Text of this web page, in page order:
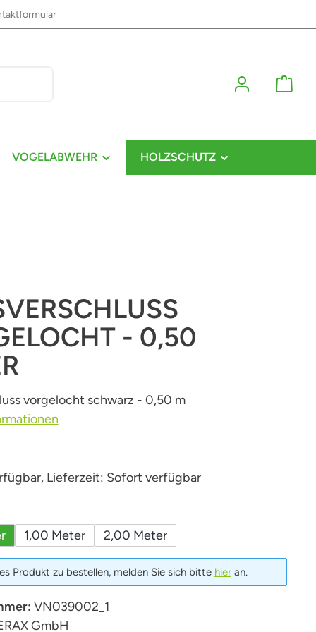
VOGELABWEHR HOLZSCHUTZ
- 0,50
vorgelocht schwarz - 0,50 m
Lieferzeit: Sofort verfügbar
1,00 Meter 2,00 Meter
Produkt zu bestellen, melden Sie sich bitte hieran.
VN039002_1
GmbH